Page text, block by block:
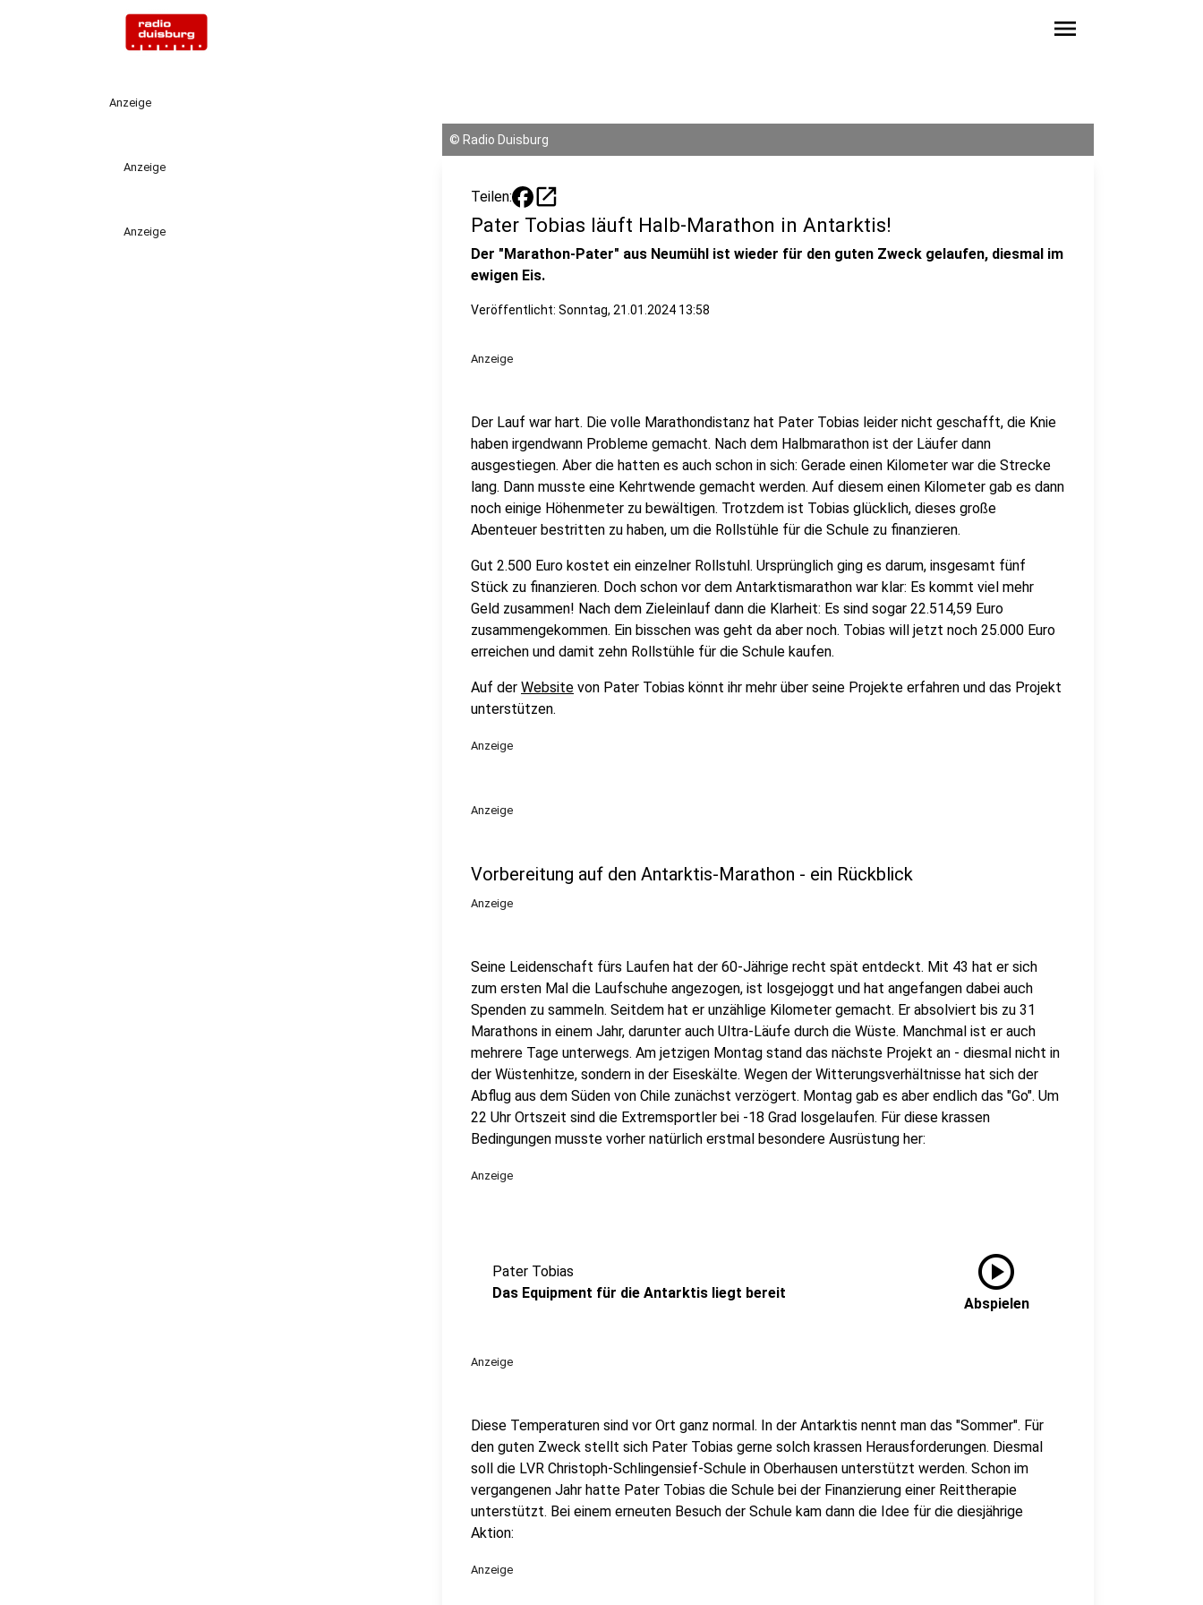
menu
Anzeige
Anzeige
Anzeige
© Radio Duisburg
Teilen: open_in_new
Pater Tobias läuft Halb-Marathon in Antarktis!
Der "Marathon-Pater" aus Neumühl ist wieder für den guten Zweck gelaufen, diesmal im
ewigen Eis.
Veröffentlicht: Sonntag, 21.01.2024 13:58
Anzeige
Der Lauf war hart. Die volle Marathondistanz hat Pater Tobias leider nicht geschafft, die Knie
haben irgendwann Probleme gemacht. Nach dem Halbmarathon ist der Läufer dann
ausgestiegen. Aber die hatten es auch schon in sich: Gerade einen Kilometer war die Strecke
lang. Dann musste eine Kehrtwende gemacht werden. Auf diesem einen Kilometer gab es dann
noch einige Höhenmeter zu bewältigen. Trotzdem ist Tobias glücklich, dieses große
Abenteuer bestritten zu haben, um die Rollstühle für die Schule zu finanzieren.
Gut 2.500 Euro kostet ein einzelner Rollstuhl. Ursprünglich ging es darum, insgesamt fünf
Stück zu finanzieren. Doch schon vor dem Antarktismarathon war klar: Es kommt viel mehr
Geld zusammen! Nach dem Zieleinlauf dann die Klarheit: Es sind sogar 22.514,59 Euro
zusammengekommen. Ein bisschen was geht da aber noch. Tobias will jetzt noch 25.000 Euro
erreichen und damit zehn Rollstühle für die Schule kaufen.
Auf der Website von Pater Tobias könnt ihr mehr über seine Projekte erfahren und das Projekt
unterstützen.
Anzeige
Anzeige
Vorbereitung auf den Antarktis-Marathon - ein Rückblick
Anzeige
Seine Leidenschaft fürs Laufen hat der 60-Jährige recht spät entdeckt. Mit 43 hat er sich
zum ersten Mal die Laufschuhe angezogen, ist losgejoggt und hat angefangen dabei auch
Spenden zu sammeln. Seitdem hat er unzählige Kilometer gemacht. Er absolviert bis zu 31
Marathons in einem Jahr, darunter auch Ultra-Läufe durch die Wüste. Manchmal ist er auch
mehrere Tage unterwegs. Am jetzigen Montag stand das nächste Projekt an - diesmal nicht in
der Wüstenhitze, sondern in der Eiseskälte. Wegen der Witterungsverhältnisse hat sich der
Abflug aus dem Süden von Chile zunächst verzögert. Montag gab es aber endlich das "Go". Um
22 Uhr Ortszeit sind die Extremsportler bei -18 Grad losgelaufen. Für diese krassen
Bedingungen musste vorher natürlich erstmal besondere Ausrüstung her:
Anzeige
Pater Tobias
Das Equipment für die Antarktis liegt bereit
play_circle
Abspielen
Anzeige
Diese Temperaturen sind vor Ort ganz normal. In der Antarktis nennt man das "Sommer". Für
den guten Zweck stellt sich Pater Tobias gerne solch krassen Herausforderungen. Diesmal
soll die LVR Christoph-Schlingensief-Schule in Oberhausen unterstützt werden. Schon im
vergangenen Jahr hatte Pater Tobias die Schule bei der Finanzierung einer Reittherapie
unterstützt. Bei einem erneuten Besuch der Schule kam dann die Idee für die diesjährige
Aktion:
Anzeige